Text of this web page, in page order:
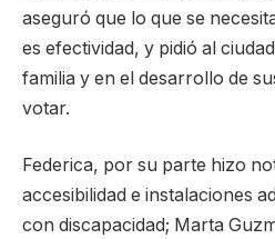
aseguró que lo que se
es efectividad, y pidió al
familia y en el desarrollo de
votar.
Federica, por su parte hizo
accesibilidad e instalaciones
con discapacidad; Marta